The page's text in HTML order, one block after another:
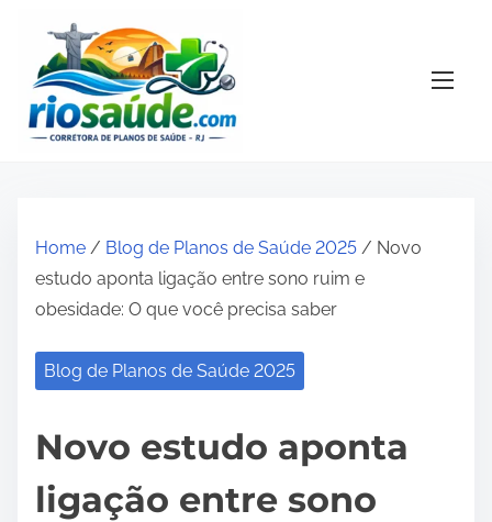
Home / Blog de Planos de Saúde 2025 / Novo
estudo aponta ligação entre sono ruim e
obesidade: O que você precisa saber
Blog de Planos de Saúde 2025
Novo estudo aponta
ligação entre sono